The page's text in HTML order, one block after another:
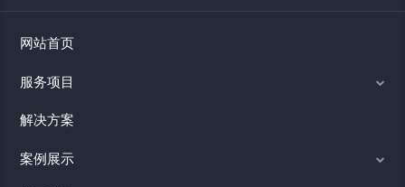
网站首页
服务项目
解决方案
案例展示